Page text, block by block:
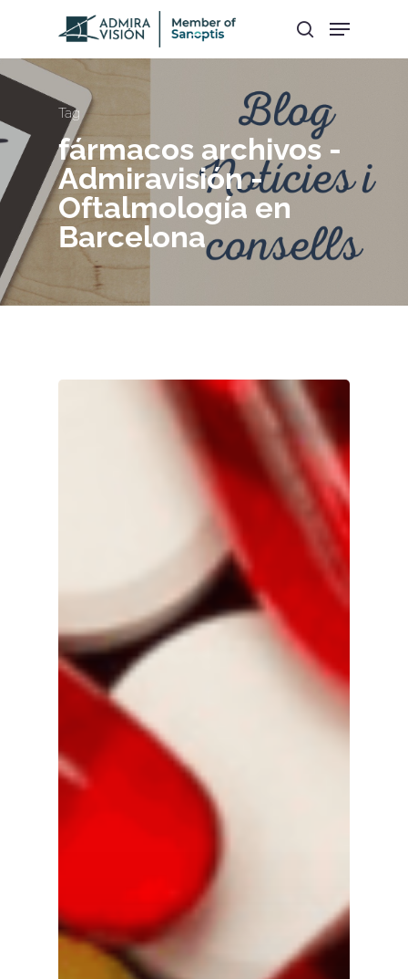
Hit enter to search or ESC to close
Tag
fármacos archivos -
Admiravisión -
Oftalmología en
Barcelona